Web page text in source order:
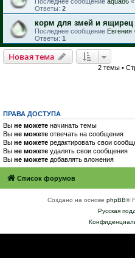
Ответы: 2
корм для змей и ящирец
Последнее сообщение Евгения
Ответы: 1
Новая тема
2 темы •
ПРАВА ДОСТУПА
Вы не можете начинать темы
Вы не можете отвечать на сообщения
Вы не можете редактировать свои
Вы не можете удалять свои сообщения
Вы не можете добавлять вложения
Список форумов
Создано на основе phpBB®
Русская